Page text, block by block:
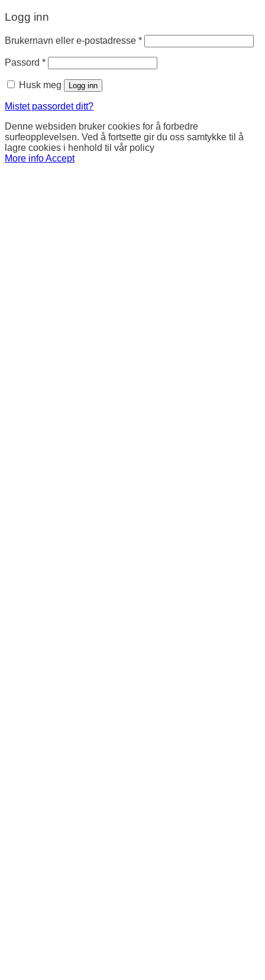
Logg inn
Brukernavn eller e-postadresse *
Passord *
Husk meg Logg inn
Mistet passordet ditt?
Denne websiden bruker cookies for å forbedre
surfeopplevelsen. Ved å fortsette gir du oss samtykke til å
lagre cookies i henhold til vår policy
More infoAccept